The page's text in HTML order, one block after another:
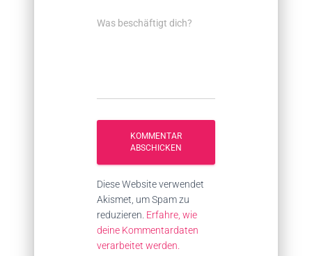
Was beschäftigt dich?
Diese Website verwendet
Akismet, um Spam zu
reduzieren. Erfahre, wie
deine Kommentardaten
verarbeitet werden.